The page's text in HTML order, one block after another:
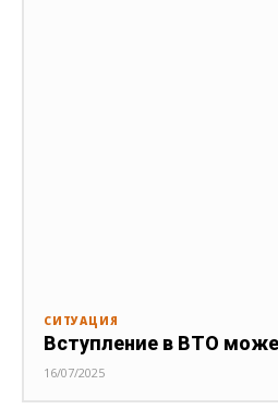
СИТУАЦИЯ
Вступление в ВТО
16/07/2025